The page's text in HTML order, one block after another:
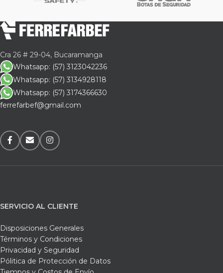
Cra 26 # 29-04, Bucaramanga
Whatsapp: (57) 3123042236
Whatsapp: (57) 3134928118
Whatsapp: (57) 3174366630
ferrefarbef@gmail.com
SERVICIO AL CLIENTE
Disposiciones Generales
Términos y Condiciones
Privacidad y Seguridad
Pólitica de Protección de Datos